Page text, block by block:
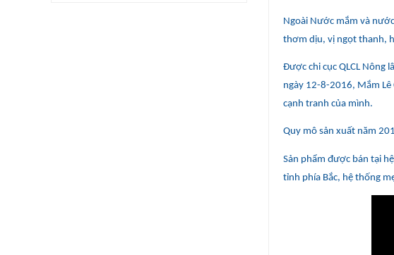
Ngoài Nước mắm và
thơm dịu, vị ngọt thanh,
Được chi cục QLCL Nông
ngày 12-8-2016, Mắm Lê
cạnh tranh của mình.
Quy mô sản xuất năm
Sản phẩm được bán tại
tỉnh phía Bắc, hệ thống